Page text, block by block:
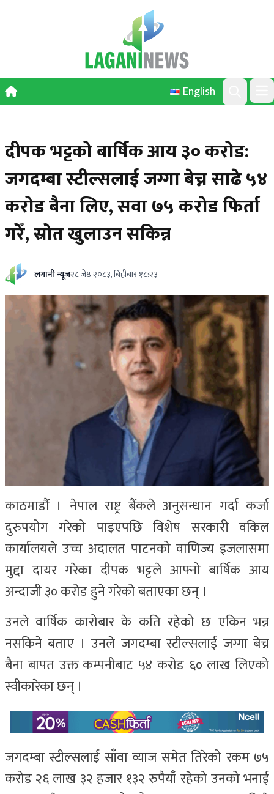
English
Search
दीपक भट्टको बार्षिक आय ३० करोड:
जगदम्बा स्टील्सलाई जग्गा बेच्न साढे ५४
करोड बैना लिए, सवा ७५ करोड फिर्ता
गरेँ, स्रोत खुलाउन सकिन्न
लगानी न्यूज२८ जेष्ठ २०८३, बिहीबार १८:२३
काठमाडौं । नेपाल राष्ट्र बैंकले अनुसन्धान गर्दा कर्जा
दुरुपयोग गरेको पाइएपछि विशेष सरकारी वकिल
कार्यालयले उच्च अदालत पाटनको वाणिज्य इजलासमा
मुद्दा दायर गरेका दीपक भट्टले आफ्नो बार्षिक आय
अन्दाजी ३० करोड हुने गरेको बताएका छन् ।
उनले वार्षिक कारोबार के कति रहेको छ एकिन भन्न
नसकिने बताए । उनले जगदम्बा स्टील्सलाई जग्गा बेच्न
बैना बापत उक्त कम्पनीबाट ५४ करोड ६० लाख लिएको
स्वीकारेका छन् ।
जगदम्बा स्टील्सलाई साँवा व्याज समेत तिरेको रकम ७५
करोड २६ लाख ३२ हजार १३२ रुपैयाँ रहेको उनको भनाई